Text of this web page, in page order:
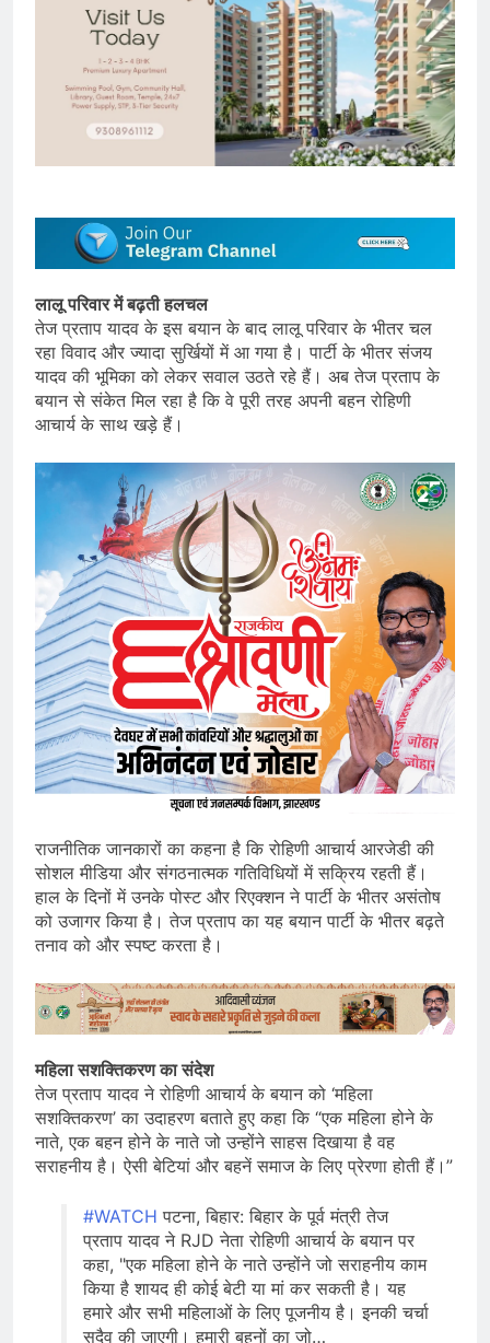
लालू परिवार में बढ़ती हलचल
तेज प्रताप यादव के इस बयान के बाद लालू परिवार के भीतर चल
रहा विवाद और ज्यादा सुर्खियों में आ गया है। पार्टी के भीतर संजय
यादव की भूमिका को लेकर सवाल उठते रहे हैं। अब तेज प्रताप के
बयान से संकेत मिल रहा है कि वे पूरी तरह अपनी बहन रोहिणी
आचार्य के साथ खड़े हैं।
राजनीतिक जानकारों का कहना है कि रोहिणी आचार्य आरजेडी की
सोशल मीडिया और संगठनात्मक गतिविधियों में सक्रिय रहती हैं।
हाल के दिनों में उनके पोस्ट और रिएक्शन ने पार्टी के भीतर असंतोष
को उजागर किया है। तेज प्रताप का यह बयान पार्टी के भीतर बढ़ते
तनाव को और स्पष्ट करता है।
महिला सशक्तिकरण का संदेश
तेज प्रताप यादव ने रोहिणी आचार्य के बयान को ‘महिला
सशक्तिकरण’ का उदाहरण बताते हुए कहा कि “एक महिला होने के
नाते, एक बहन होने के नाते जो उन्होंने साहस दिखाया है वह
सराहनीय है। ऐसी बेटियां और बहनें समाज के लिए प्रेरणा होती हैं।”
#WATCH पटना, बिहार: बिहार के पूर्व मंत्री तेज
प्रताप यादव ने RJD नेता रोहिणी आचार्य के बयान पर
कहा, "एक महिला होने के नाते उन्होंने जो सराहनीय काम
किया है शायद ही कोई बेटी या मां कर सकती है। यह
हमारे और सभी महिलाओं के लिए पूजनीय है। इनकी चर्चा
सदैव की जाएगी। हमारी बहनों का जो…